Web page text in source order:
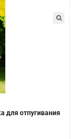
для отпугивания